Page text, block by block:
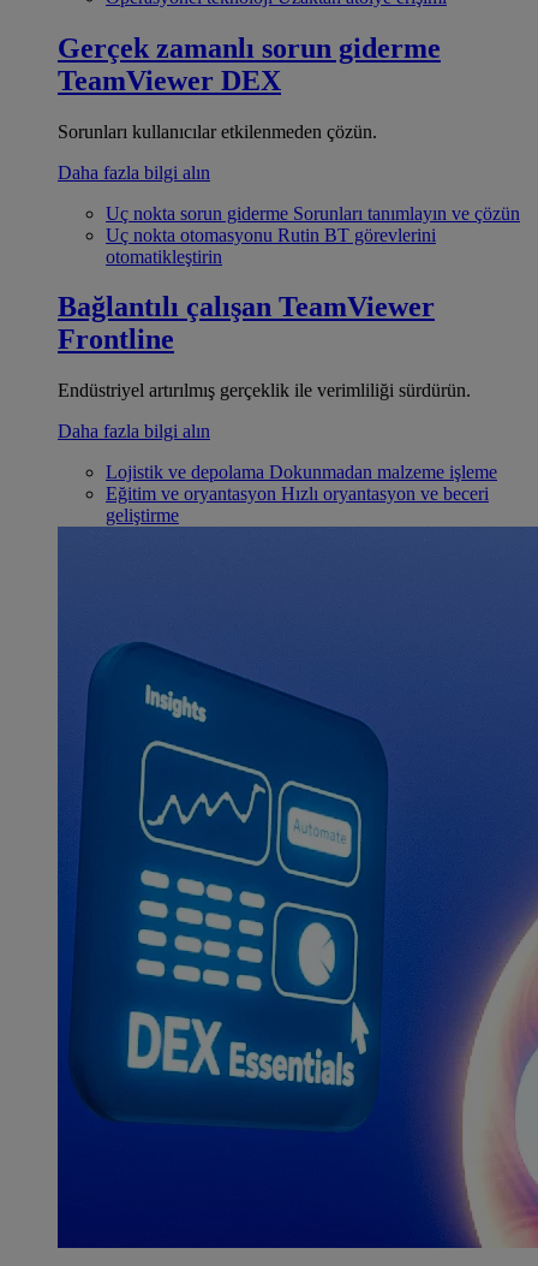
Gerçek zamanlı sorun giderme
TeamViewer DEX
Sorunları kullanıcılar etkilenmeden çözün.
Daha fazla bilgi alın
Uç nokta sorun giderme Sorunları tanımlayın ve çözün
Uç nokta otomasyonu Rutin BT görevlerini
otomatikleştirin
Bağlantılı çalışan TeamViewer
Frontline
Endüstriyel artırılmış gerçeklik ile verimliliği sürdürün.
Daha fazla bilgi alın
Lojistik ve depolama Dokunmadan malzeme işleme
Eğitim ve oryantasyon Hızlı oryantasyon ve beceri
geliştirme